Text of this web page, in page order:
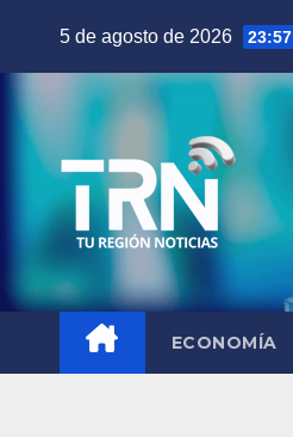
5 de agosto de 2026 23:57
ECONOMÍA